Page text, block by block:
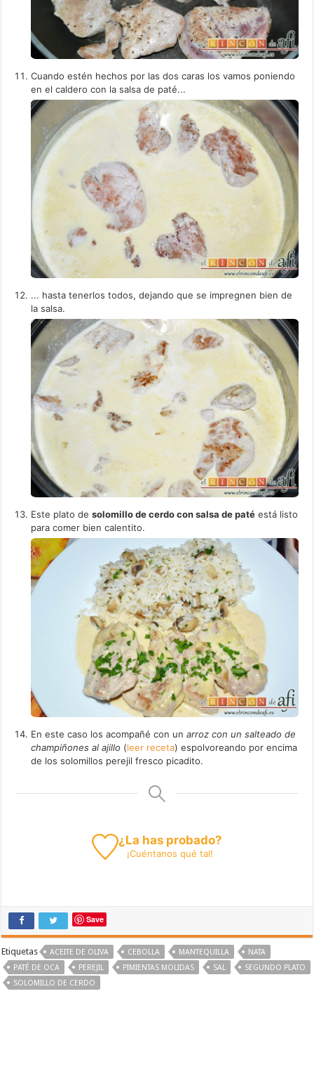
Cuando estén hechos por las dos caras los vamos poniendo
en el caldero con la salsa de paté...
... hasta tenerlos todos, dejando que se impregnen bien de
la salsa.
Este plato desolomillo de cerdo con salsa de paté está listo
para comer bien calentito.
En este caso los acompañé con unarroz con un salteado de
champiñones al ajillo (leer receta) espolvoreando por encima
de los solomillos perejil fresco picadito.
¿La has probado?
¡Cuéntanos qué tal!
Save
Etiquetas ACEITE DE OLIVA CEBOLLA MANTEQUILLA
NATA
PATÉ DE OCA
PEREJIL PIMIENTAS MOLIDAS SAL
SEGUNDO PLATO
SOLOMILLO DE CERDO